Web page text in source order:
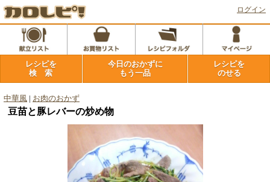
ログイン
レシピを
検 索
今日のおかずに
もう一品
レシピを
のせる
中華風 お肉のおかず
豆苗と豚レバーの炒め物